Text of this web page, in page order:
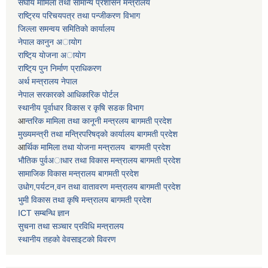
स‌घीय मामिला तथा सामान्य प्रशासन मन्त्रालय
राष्ट्रिय परिचयपत्र तथा पन्जीकरण विभाग
जिल्ला समन्वय समितिकाे कार्यालय
नेपाल कानुन अायाेग
राष्टि्य याेजना अायाेग
राष्टि्य पुन निर्माण प्राधिकरण
अर्थ मन्त्रालय नेपाल
नेपाल सरकारको आधिकारिक पोर्टल
स्थानीय पूर्वाधार विकास र कृषि सडक विभाग
आन्तरिक मामिला तथा कानूनी मन्त्रलय बागमती प्रदेश
मुख्यमन्त्री तथा मन्त्रिपरिषद्काे कार्यालय बागमती प्रदेश
आर्थिक मामिला तथा याेजना मन्त्रालय बागमती प्रदेश
भाैतिक पुर्वअाधार तथा विकास मन्त्रालय बागमती प्रदेश
सामाजिक विकास मन्त्रालय बागमती प्रदेश
उधाेग,पर्यटन,वन तथा वातावरण मन्त्रालय बागमती प्रदेश
भुमी विकास तथा कृषि मन्त्रालय बागमती प्रदेश
ICT सम्बन्धि ज्ञान
सुचना तथा सञ्चार प्रविधि मन्त्रालय
स्थानीय तहकाे वेवसाइटकाे विवरण